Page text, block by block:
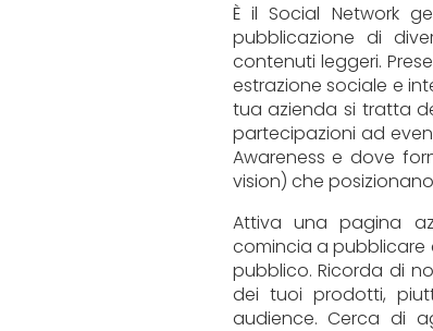
È il Social Network
pubblicazione di
contenuti leggeri.
estrazione sociale e
tua azienda si tratta
partecipazioni ad
Awareness e dove
vision) che
Attiva una pagina
comincia a pubblicare
pubblico. Ricorda di
dei tuoi prodotti,
audience. Cerca di